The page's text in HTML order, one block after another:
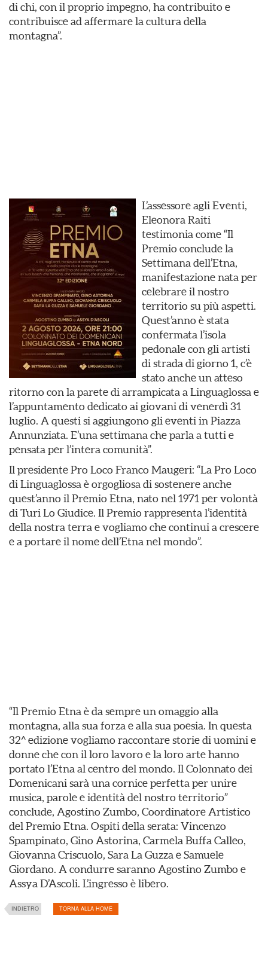
di chi, con il proprio impegno, ha contribuito e
contribuisce ad affermare la cultura della
montagna”.
L’assessore agli Eventi,
Eleonora Raiti
testimonia come “Il
Premio conclude la
Settimana dell’Etna,
manifestazione nata per
celebrare il nostro
territorio su più aspetti.
Quest’anno è stata
confermata l’isola
pedonale con gli artisti
di strada di giorno 1, c’è
stato anche un atteso
ritorno con la parete di arrampicata a Linguaglossa e
l’appuntamento dedicato ai giovani di venerdì 31
luglio. A questi si aggiungono gli eventi in Piazza
Annunziata. E’una settimana che parla a tutti e
pensata per l’intera comunità”.
Il presidente Pro Loco Franco Maugeri: “La Pro Loco
di Linguaglossa è orgogliosa di sostenere anche
quest’anno il Premio Etna, nato nel 1971 per volontà
di Turi Lo Giudice. Il Premio rappresenta l’identità
della nostra terra e vogliamo che continui a crescere
e a portare il nome dell’Etna nel mondo”.
“Il Premio Etna è da sempre un omaggio alla
montagna, alla sua forza e alla sua poesia. In questa
32^ edizione vogliamo raccontare storie di uomini e
donne che con il loro lavoro e la loro arte hanno
portato l’Etna al centro del mondo. Il Colonnato dei
Domenicani sarà una cornice perfetta per unire
musica, parole e identità del nostro territorio”
conclude, Agostino Zumbo, Coordinatore Artistico
del Premio Etna. Ospiti della serata: Vincenzo
Spampinato, Gino Astorina, Carmela Buffa Calleo,
Giovanna Criscuolo, Sara La Guzza e Samuele
Giordano. A condurre saranno Agostino Zumbo e
Assya D’Ascoli. L’ingresso è libero.
INDIETRO TORNA ALLA HOME